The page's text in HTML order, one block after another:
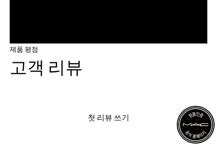
제품 평점
고객 리뷰
첫 리뷰 쓰기